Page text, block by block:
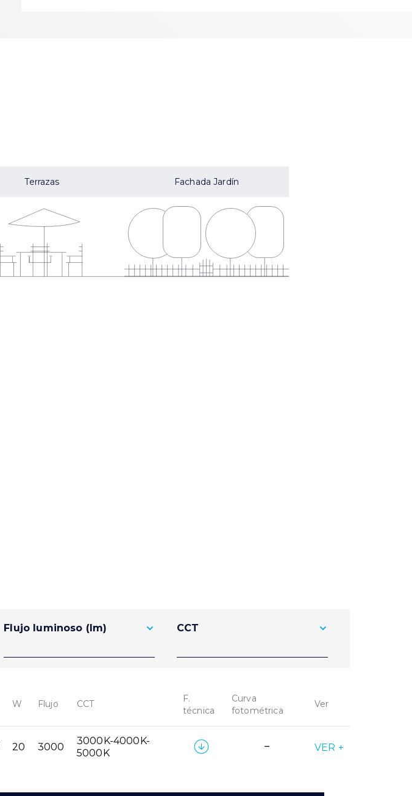
Terrazas Fachada Jardín
Flujo luminoso (lm) CCT
W Flujo CCT
F.
técnica
Curva
fotométrica
Ver
20 3000
3000K-4000K-
5000K
– VER +